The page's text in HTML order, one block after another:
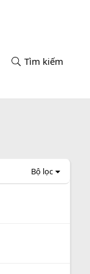
Tìm kiếm
Bộ lọc